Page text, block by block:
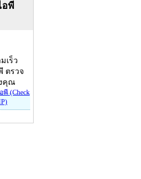
อพี
เร็ว
ตรวจ
คุณ